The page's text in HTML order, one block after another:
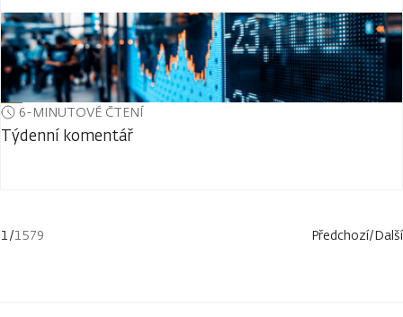
6-MINUTOVÉ ČTENÍ
Týdenní komentář
1/1579 Předchozí/Další